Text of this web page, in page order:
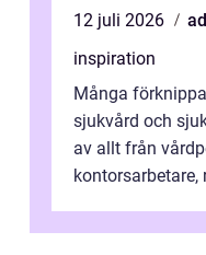
12 juli 2026
inspiration
Många
sjukvård och
av allt från
kontorsarbetare,